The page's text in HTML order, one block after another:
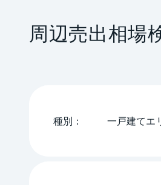
周辺売出相場
種別 一戸建てエ